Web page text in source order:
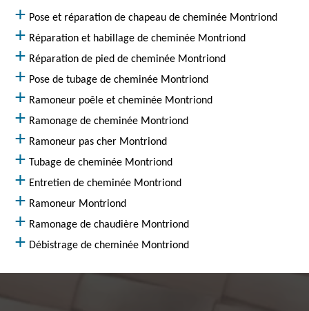
Pose et réparation de chapeau de cheminée Montriond
Réparation et habillage de cheminée Montriond
Réparation de pied de cheminée Montriond
Pose de tubage de cheminée Montriond
Ramoneur poêle et cheminée Montriond
Ramonage de cheminée Montriond
Ramoneur pas cher Montriond
Tubage de cheminée Montriond
Entretien de cheminée Montriond
Ramoneur Montriond
Ramonage de chaudière Montriond
Débistrage de cheminée Montriond